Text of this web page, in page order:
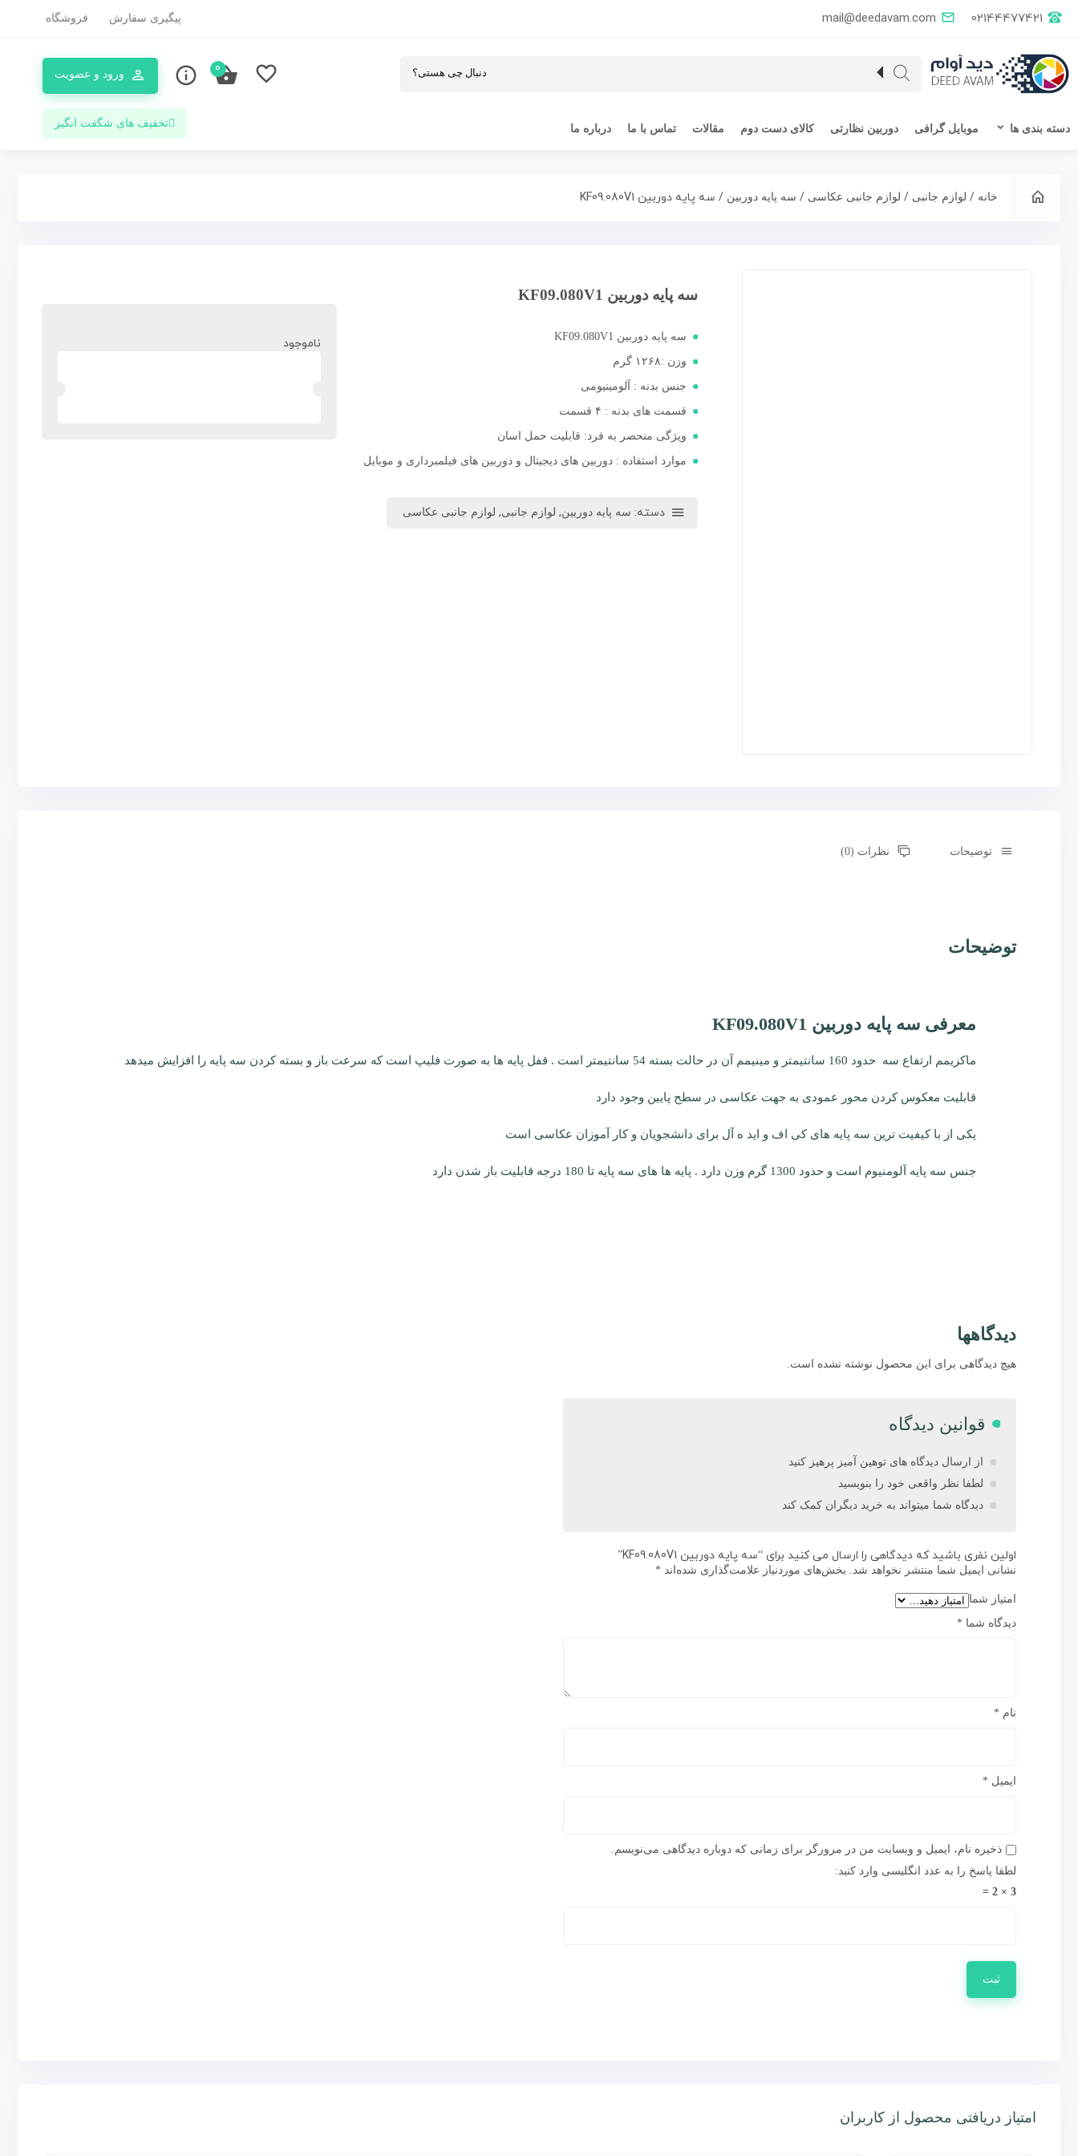
mail@deedavam.com 02144477421 پیگیری سفارش فروشگاه
ورود و عضویت 0
دسته بندی ها موبایل گرافی دوربین نظارتی کالای دست دوم مقالات تماس با ما درباره ما تخفیف های شگفت انگیز
خانه / لوازم جانبی / لوازم جانبی عکاسی / سه پایه دوربین / سه پایه دوربین KF09.080V1
سه پایه دوربین KF09.080V1
سه پایه دوربین KF09.080V1
وزن :۱۲۶۸ گرم
جنس بدنه : آلومینیومی
قسمت های بدنه : ۴ قسمت
ویژگی منحصر به فرد: قابلیت حمل اسان
موارد استفاده : دوربین های دیجیتال و دوربین های فیلمبرداری و موبایل
دسته: سه پایه دوربین, لوازم جانبی, لوازم جانبی عکاسی
ناموجود
توضیحات نظرات (0)
توضیحات
معرفی سه پایه دوربین KF09.080V1
ماکزیمم ارتفاع سه حدود 160 سانتیمتر و مینیمم آن در حالت بسته 54 سانتیمتر است . قفل پایه ها به صورت فلیپ است که سرعت باز و بسته کردن سه پایه را افزایش میدهد
قابلیت معکوس کردن محور عمودی به جهت عکاسی در سطح پایین وجود دارد
یکی از با کیفیت ترین سه پایه های کی اف و اید ه آل برای دانشجویان و کار آموزان عکاسی است
جنس سه پایه آلومنیوم است و حدود 1300 گرم وزن دارد . پایه ها های سه پایه تا 180 درجه قابلیت باز شدن دارد
دیدگاهها
هیچ دیدگاهی برای این محصول نوشته نشده است.
قوانین دیدگاه
از ارسال دیدگاه های توهین آمیز پرهیز کنید
لطفا نظر واقعی خود را بنویسید
دیدگاه شما میتواند به خرید دیگران کمک کند
اولین نفری باشید که دیدگاهی را ارسال می کنید برای “سه پایه دوربین KF09.080V1”
نشانی ایمیل شما منتشر نخواهد شد. بخش‌های موردنیاز علامت‌گذاری شده‌اند *
امتیاز شما
دیدگاه شما *
نام *
ایمیل *
ذخیره نام، ایمیل و وبسایت من در مرورگر برای زمانی که دوباره دیدگاهی می‌نویسم.
لطفا پاسخ را به عدد انگلیسی وارد کنید:
3 × 2 =
امتیاز دریافتی محصول از کاربران